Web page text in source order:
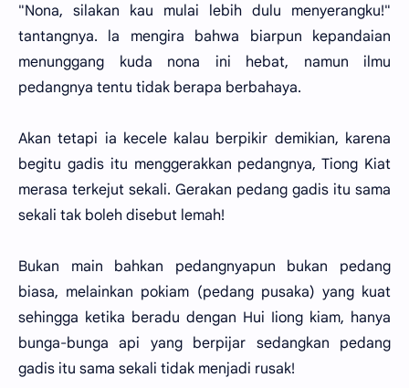
"Nona, silakan kau mulai lebih dulu menyerangku!"
tantangnya. la mengira bahwa biarpun kepandaian
menunggang kuda nona ini hebat, namun ilmu
pedangnya tentu tidak berapa berbahaya.
Akan tetapi ia kecele kalau berpikir demikian, karena
begitu gadis itu menggerakkan pedangnya, Tiong Kiat
merasa terkejut sekali. Gerakan pedang gadis itu sama
sekali tak boleh disebut lemah!
Bukan main bahkan pedangnyapun bukan pedang
biasa, melainkan pokiam (pedang pusaka) yang kuat
sehingga ketika beradu dengan Hui Iiong kiam, hanya
bunga-bunga api yang berpijar sedangkan pedang
gadis itu sama sekali tidak menjadi rusak!